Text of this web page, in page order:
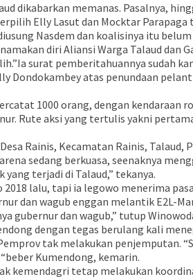
dikabarkan memanas. Pasalnya,
Elly Lasut dan Mocktar
Nasdem dan koalisinya itu
diri Aliansi Warga Talaud dan
surat pemberitahuannya sudah
atas penundaan
1000 orang, dengan kendaraan
Rute aksi yang tertulis yakni
Rainis, Kecamatan Rainis,
sedang berkuasa, seenaknya
terjadi di Talaud,” tekanya.
lalu, tapi ia legowo menerima
dan wagub enggan melantik E2L-
gubernur dan wagub,” tutup
dengan tegas berulang kali
tak melakukan penjemputan.
Kumendong, kemarin.
kemendagri tetap melakukan